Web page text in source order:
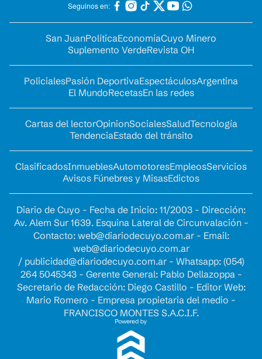
Seguinos en:
San JuanPolíticaEconomíaCuyo Minero
Suplemento VerdeRevista OH
PolicialesPasión DeportivaEspectáculosArgentina
El MundoRecetasEn las redes
Cartas del lectorOpinionSocialesSaludTecnología
TendenciaEstado del tránsito
ClasificadosInmueblesAutomotoresEmpleosServicios
Avisos Fúnebres y MisasEdictos
Diario de Cuyo - Fecha de Inicio: 11/2003 - Dirección:
Av. Alem Sur 1639. Esquina Lateral de Circunvalación -
Contacto: web@diariodecuyo.com.ar- Email:
web@diariodecuyo.com.ar
/ publicidad@diariodecuyo.com.ar- Whatsapp: (054)
264 5045343 - Gerente General: Pablo Dellazoppa -
Secretario de Redacción: Diego Castillo - Editor Web:
Mario Romero - Empresa propietaria del medio -
FRANCISCO MONTES S.A.C.I.F.